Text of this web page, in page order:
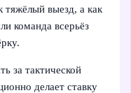
тяжёлый выезд, а как
команда всерьёз
за тактической
делает ставку